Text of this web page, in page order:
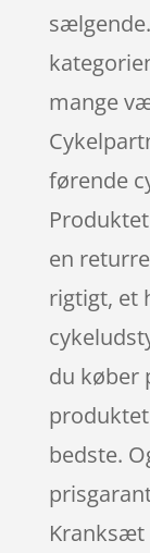
mange
førende
en
rigtigt, et
du køber
bedste.
Kranksæt